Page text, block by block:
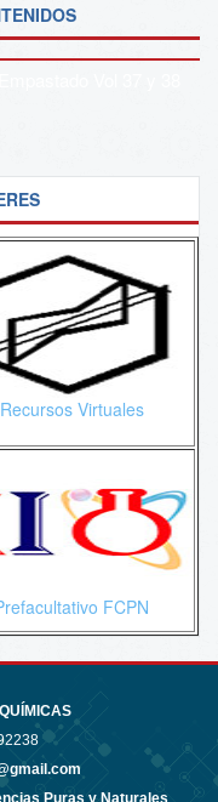
Recursos Virtuales
FCPN
Puras y Naturales